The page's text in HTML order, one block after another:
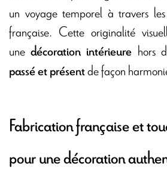
un voyage temporel à travers
française. Cette originalité
unedécoration intérieure hors
passé et présentde façon
Fabrication française et
pour une décoration